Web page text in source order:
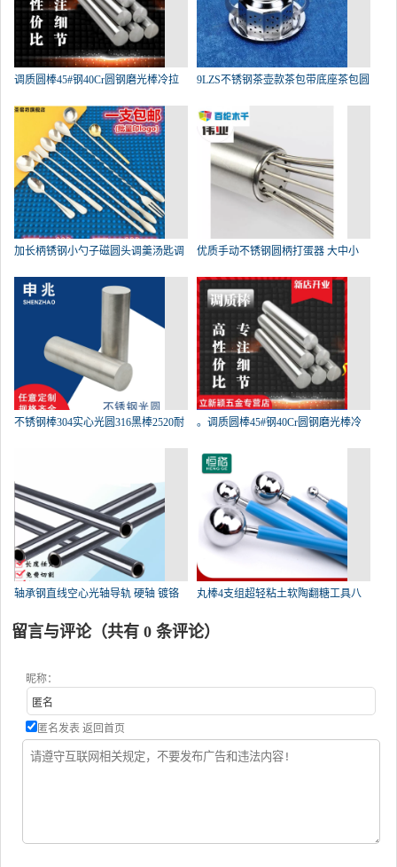
调质圆棒45#钢40Cr圆钢磨光棒冷拉 9LZS不锈钢茶壶款茶包带底座茶包圆
加长柄锈钢小勺子磁圆头调羹汤匙调 优质手动不锈钢圆柄打蛋器 大中小
不锈钢棒304实心光圆316黑棒2520耐 。调质圆棒45#钢40Cr圆钢磨光棒冷
轴承钢直线空心光轴导轨 硬轴 镀铬 丸棒4支组超轻粘土软陶翻糖工具八
留言与评论（共有 0 条评论）
昵称：
匿名发表 返回首页